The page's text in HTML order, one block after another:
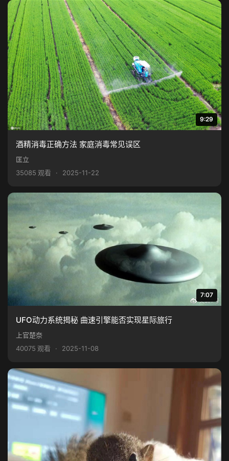
9:29
酒精消毒正确方法 家庭消毒常见误区
匡立
35085 观看
· 2025-11-22
7:07
UFO动力系统揭秘 曲速引擎能否实现星际旅行
上官楚奈
40075 观看
· 2025-11-08